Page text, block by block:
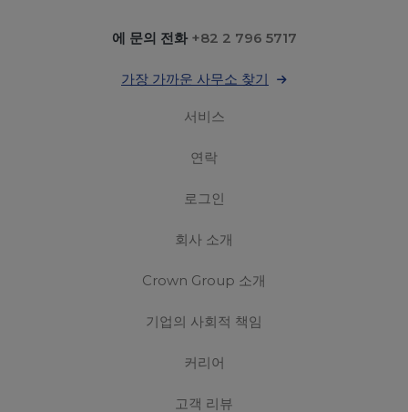
에 문의 전화 +82 2 796 5717
가장 가까운 사무소 찾기
서비스
연락
로그인
회사 소개
Crown Group 소개
기업의 사회적 책임
커리어
고객 리뷰